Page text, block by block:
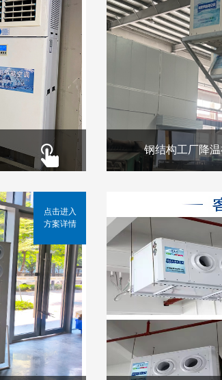
钢结构工厂降
点击进入
方案详情